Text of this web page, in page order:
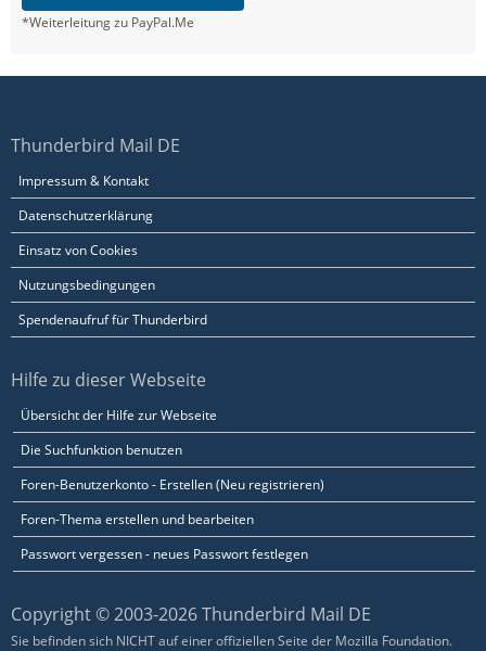
*Weiterleitung zu PayPal.Me
Thunderbird Mail DE
Impressum & Kontakt
Datenschutzerklärung
Einsatz von Cookies
Nutzungsbedingungen
Spendenaufruf für Thunderbird
Hilfe zu dieser Webseite
Übersicht der Hilfe zur Webseite
Die Suchfunktion benutzen
Foren-Benutzerkonto - Erstellen (Neu registrieren)
Foren-Thema erstellen und bearbeiten
Passwort vergessen - neues Passwort festlegen
Copyright © 2003-2026 Thunderbird Mail DE
Sie befinden sich NICHT auf einer offiziellen Seite der Mozilla Foundation.